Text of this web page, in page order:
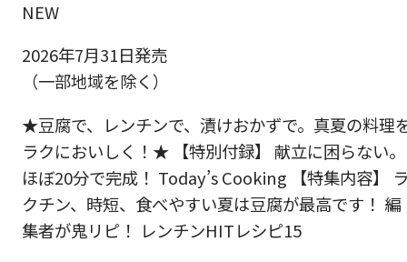
NEW
2026年7月31日発売
（一部地域を除く）
★豆腐で、レンチンで、漬けおかずで。真夏の料理
ラクにおいしく！★ 【特別付録】 献立に困らない。
ほぼ20分で完成！ Today’s Cooking 【特集内容】
クチン、時短、食べやすい夏は豆腐が最高です！ 編
集者が鬼リピ！ レンチンHITレシピ15